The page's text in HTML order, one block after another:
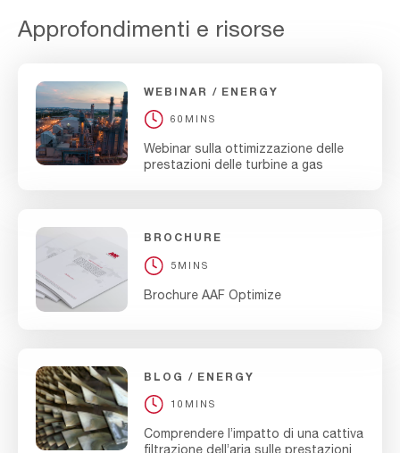
Approfondimenti e risorse
WEBINAR ENERGY
60MINS
Webinar sulla ottimizzazione delle
prestazioni delle turbine a gas
BROCHURE
5MINS
Brochure AAF Optimize
BLOG ENERGY
10MINS
Comprendere l’impatto di una cattiva
filtrazione dell’aria sulle prestazioni